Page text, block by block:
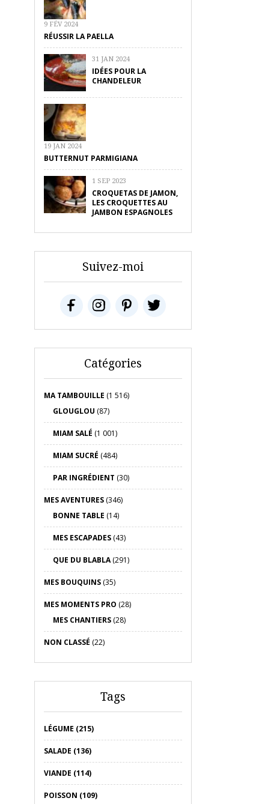
9 FÉV 2024
RÉUSSIR LA PAELLA
31 JAN 2024
IDÉES POUR LA
CHANDELEUR
19 JAN 2024
BUTTERNUT PARMIGIANA
1 SEP 2023
CROQUETAS DE JAMON,
LES CROQUETTES AU
JAMBON ESPAGNOLES
Suivez-moi
Catégories
MA TAMBOUILLE (1 516)
GLOUGLOU (87)
MIAM SALÉ (1 001)
MIAM SUCRÉ (484)
PAR INGRÉDIENT (30)
MES AVENTURES(346)
BONNE TABLE (14)
MES ESCAPADES(43)
QUE DU BLABLA(291)
MES BOUQUINS(35)
MES MOMENTS PRO (28)
MES CHANTIERS(28)
NON CLASSÉ (22)
Tags
LÉGUME (215)
SALADE (136)
VIANDE (114)
POISSON (109)